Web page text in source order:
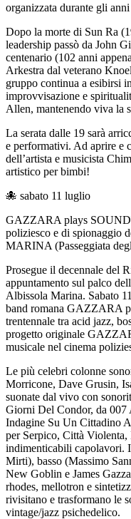
organizzata durante gli
Dopo la morte di Sun Ra
leadership passò da John
centenario (102 anni
Arkestra dal veterano
gruppo continua a esibirsi
improvvisazione e
Allen, mantenendo viva la
La serata dalle 19 sarà
e performativi. Ad aprire e
dell’artista e musicista
artistico per bimbi!
🐙 sabato 11 luglio
GAZZARA plays
poliziesco e di spionaggio
MARINA (Passeggiata
Prosegue il decennale del
appuntamento sul palco
Albissola Marina. Sabato
band romana GAZZARA
trentennale tra acid jazz,
progetto originale
musicale nel cinema
Le più celebri colonne
Morricone, Dave Grusin,
suonate dal vivo con
Giorni Del Condor, da 007
Indagine Su Un Cittadino
per Serpico, Città
indimenticabili capolavori.
Mirti), basso (Massimo
New Goblin e James
rhodes, mellotron e
rivisitano e trasformano le
vintage/jazz psichedelico.